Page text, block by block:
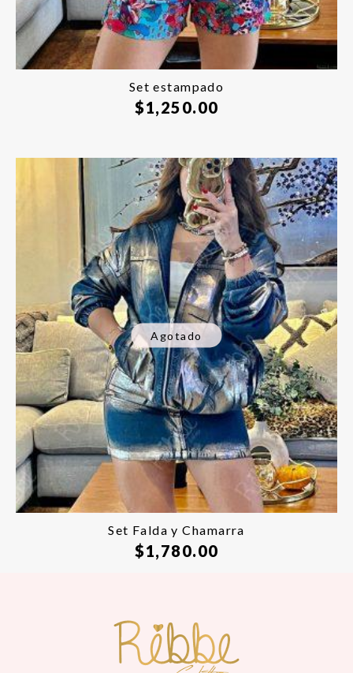
Set estampado
$1,250.00
Agotado
Set Falda y Chamarra
$1,780.00